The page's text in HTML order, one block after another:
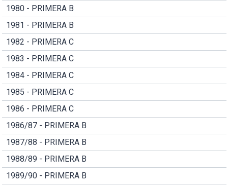
1980 - PRIMERA B
1981 - PRIMERA B
1982 - PRIMERA C
1983 - PRIMERA C
1984 - PRIMERA C
1985 - PRIMERA C
1986 - PRIMERA C
1986/87 - PRIMERA B
1987/88 - PRIMERA B
1988/89 - PRIMERA B
1989/90 - PRIMERA B